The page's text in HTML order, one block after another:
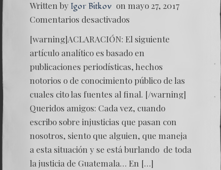
Written by Igor Bitkov on mayo 27, 2017
Comentarios desactivados
[warning]ACLARACIÓN: El siguiente
artículo analítico es basado en
publicaciones periodísticas, hechos
notorios o de conocimiento público de las
cuales cito las fuentes al final. [/warning]
Queridos amigos: Cada vez, cuando
escribo sobre injusticias que pasan con
nosotros, siento que alguien, que maneja
a esta situación y se está burlando de toda
la justicia de Guatemala… En […]